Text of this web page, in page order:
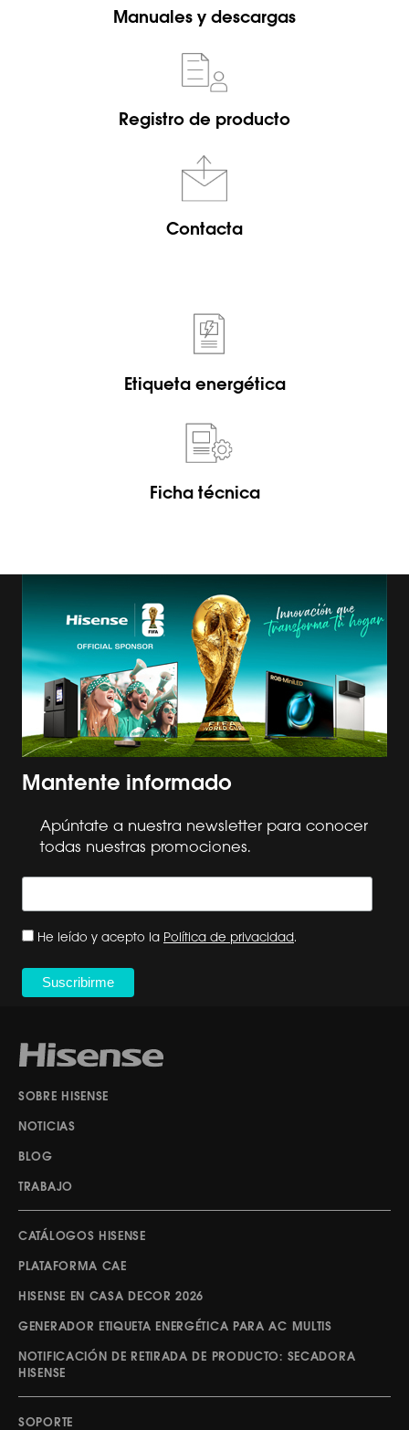
Manuales y descargas
Registro de producto
Contacta
Etiqueta energética
Ficha técnica
Mantente informado
Apúntate a nuestra newsletter para conocer
todas nuestras promociones.
He leído y acepto la Política de privacidad.
SOBRE HISENSE
NOTICIAS
BLOG
TRABAJO
CATÁLOGOS HISENSE
PLATAFORMA CAE
HISENSE EN CASA DECOR 2026
GENERADOR ETIQUETA ENERGÉTICA PARA AC MULTIS
NOTIFICACIÓN DE RETIRADA DE PRODUCTO: SECADORA
HISENSE
SOPORTE